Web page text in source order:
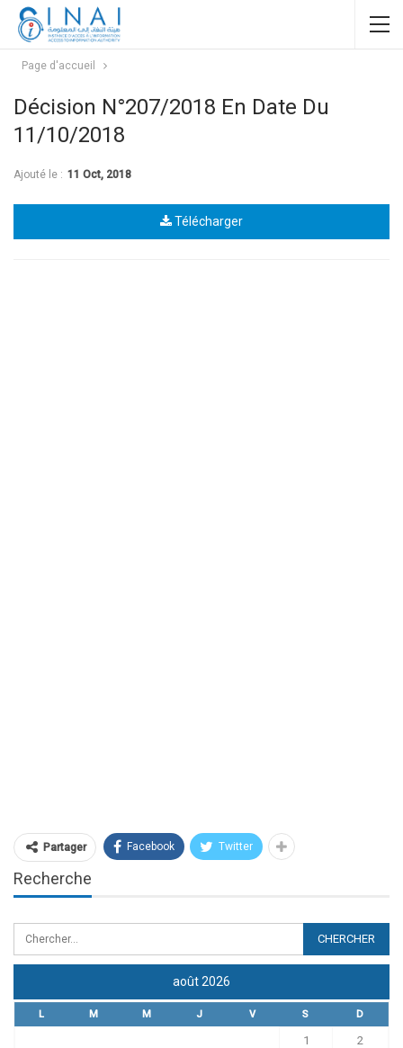
Page d'accueil
Décision N°207/2018 En Date Du
11/10/2018
Ajouté le : 11 Oct, 2018
Télécharger
Partager Facebook Twitter
Recherche
août 2026
L M M J V S D
1 2